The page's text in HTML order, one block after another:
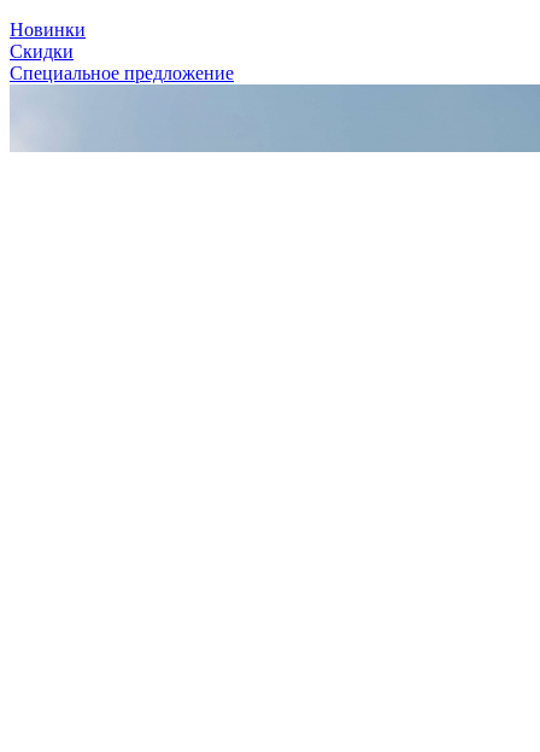
Новинки
Скидки
Специальное предложение